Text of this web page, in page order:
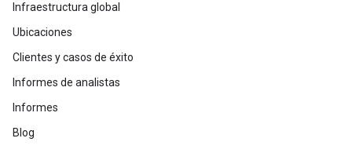
Infraestructura global
Ubicaciones
Clientes y casos de éxito
Informes de analistas
Informes
Blog